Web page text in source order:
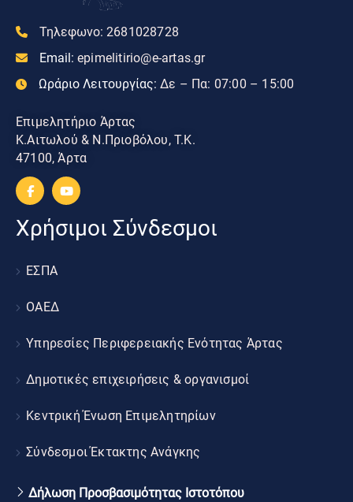
Τηλεφωνο: 2681028728
Email: epimelitirio@e-artas.gr
Ωράριο Λειτουργίας: Δε – Πα: 07:00 – 15:00
Επιμελητήριο Άρτας
Κ.Αιτωλού & Ν.Πριοβόλου, Τ.Κ.
47100, Άρτα
Χρήσιμοι Σύνδεσμοι
ΕΣΠΑ
ΟΑΕΔ
Υπηρεσίες Περιφερειακής Ενότητας Άρτας
Δημοτικές επιχειρήσεις & οργανισμοί
Κεντρική Ένωση Επιμελητηρίων
Σύνδεσμοι Έκτακτης Ανάγκης
Δήλωση Προσβασιμότητας Ιστοτόπου